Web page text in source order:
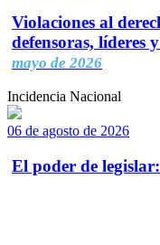
Violaciones al
defensoras, líderes
mayo de 2026
Incidencia Nacional
06 de agosto de 2026
El poder de